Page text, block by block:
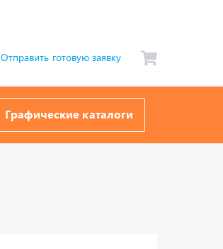
Отправить готовую заявку
Графические каталоги